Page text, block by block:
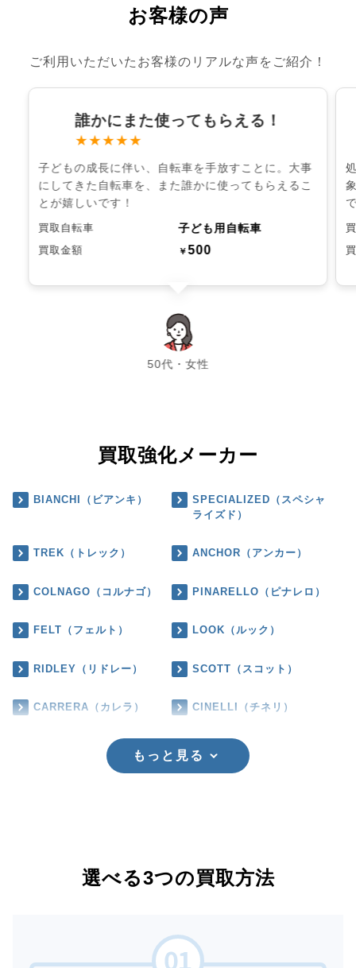
お客様の声
ご利用いただいたお客様のリアルな声をご紹介！
誰かにまた使ってもらえる！
★★★★★
子どもの成長に伴い、自転車を手放すことに。大事
にしてきた自転車を、また誰かに使ってもらえるこ
とが嬉しいです！
買取自転車 子ども用自転車
買取金額 ￥500
50代・女性
chevron_left chevron_right
買取強化メーカー
BIANCHI（ビアンキ）
SPECIALIZED（スペシャ
ライズド）
TREK（トレック） ANCHOR（アンカー）
COLNAGO（コルナゴ） PINARELLO（ピナレロ）
FELT（フェルト） LOOK（ルック）
RIDLEY（リドレー） SCOTT（スコット）
CARRERA（カレラ） CINELLI（チネリ）
もっと見る
選べる3つの買取方法